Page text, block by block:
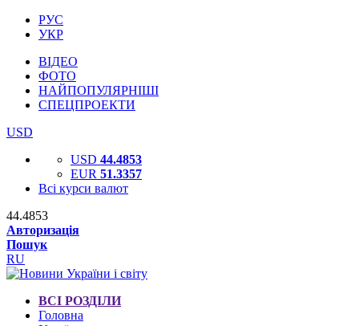
РУС
УКР
ВІДЕО
ФОТО
НАЙПОПУЛЯРНІШІ
СПЕЦПРОЕКТИ
USD
USD 44.4853
EUR 51.3357
Всі курси валют
44.4853
Авторизація
Пошук
RU
ВСІ РОЗДІЛИ
Головна